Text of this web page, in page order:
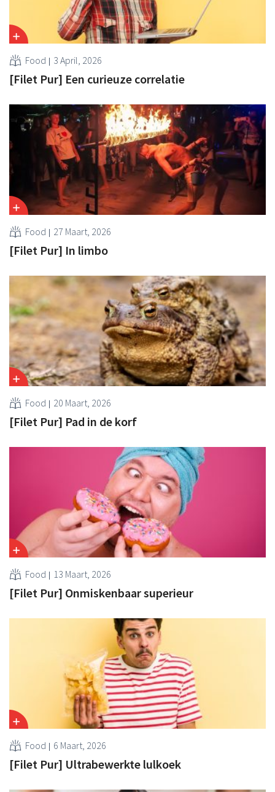
Food 3 April, 2026
[Filet Pur] Een curieuze correlatie
Food 27 Maart, 2026
[Filet Pur] In limbo
Food 20 Maart, 2026
[Filet Pur] Pad in de korf
Food 13 Maart, 2026
[Filet Pur] Onmiskenbaar superieur
Food 6 Maart, 2026
[Filet Pur] Ultrabewerkte lulkoek